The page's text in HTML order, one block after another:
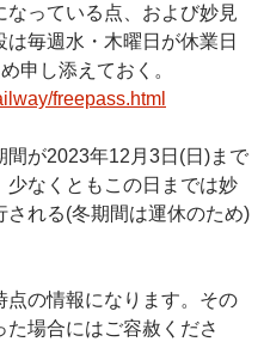
なっている点、および妙見
毎週水・木曜日が休業日
申し添えておく。
freepass.html
間が2023年12月3日(日)まで
少なくともこの日までは妙
される(冬期間は運休のため)
点の情報になります。その
場合にはご容赦くださ